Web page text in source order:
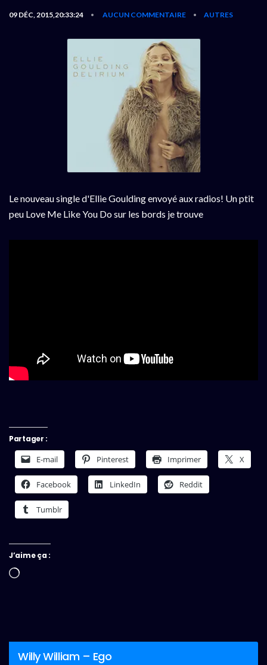
09 DÉC, 2015,20:33:24 • AUCUN COMMENTAIRE • AUTRES
Le nouveau single d'Ellie Goulding envoyé aux radios! Un ptit
peu Love Me Like You Do sur les bords je trouve
Partager :
E-mail Pinterest Imprimer X
Facebook LinkedIn Reddit
Tumblr
J’aime ça :
Chargement…
Willy William – Ego